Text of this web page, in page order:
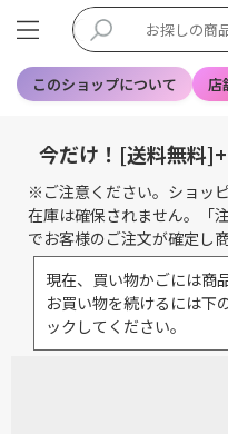
このショップについて 店
今だけ！[送料無料
※ご注意ください。ショッ
在庫は確保されません。「
でお客様のご注文が確定し
現在、買い物かごには商
お買い物を続けるには下
ックしてください。